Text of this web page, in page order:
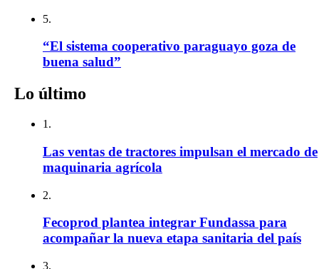
5.
“El sistema cooperativo paraguayo goza de
buena salud”
Lo último
1.
Las ventas de tractores impulsan el mercado de
maquinaria agrícola
2.
Fecoprod plantea integrar Fundassa para
acompañar la nueva etapa sanitaria del país
3.